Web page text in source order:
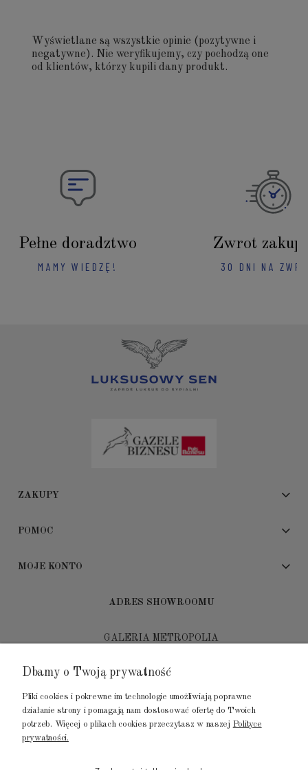
Wyświetlane są wszystkie opinie (pozytywne i
negatywne). Nie weryfikujemy, czy pochodzą one
od klientów, którzy kupili dany produkt.
Pełne doradztwo
MAMY WIEDZĘ!
Zwrot
30 DNI NA
ZAKUPY
POMOC
MOJE KONTO
ADRES SHOWROOMU
GALERIA METROPOLIA
80-452 Gdańsk
tel.: 502 104 104
mail: biuro@luksusowysen.pl
Dbamy o Twoją prywatność
Pliki cookies i pokrewne im technologie umożliwiają poprawne
działanie strony i pomagają nam dostosować ofertę do Twoich
potrzeb. Więcej o plikach cookies przeczytasz w naszej Polityce
prywatności.